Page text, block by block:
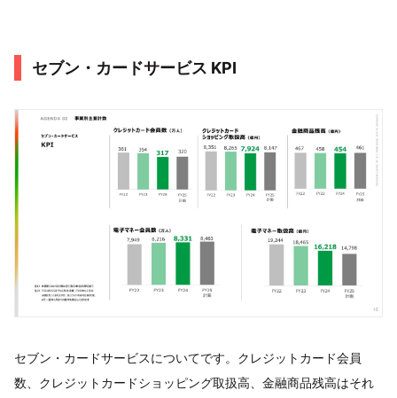
セブン・カードサービス KPI
セブン・カードサービスについてです。クレジットカード会員
数、クレジットカードショッピング取扱高、金融商品残高はそれ